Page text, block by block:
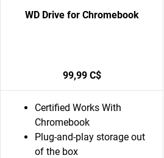
WD Drive for Chromebook
99,99 C$
Certified Works With
Chromebook
Plug-and-play storage out
of the box